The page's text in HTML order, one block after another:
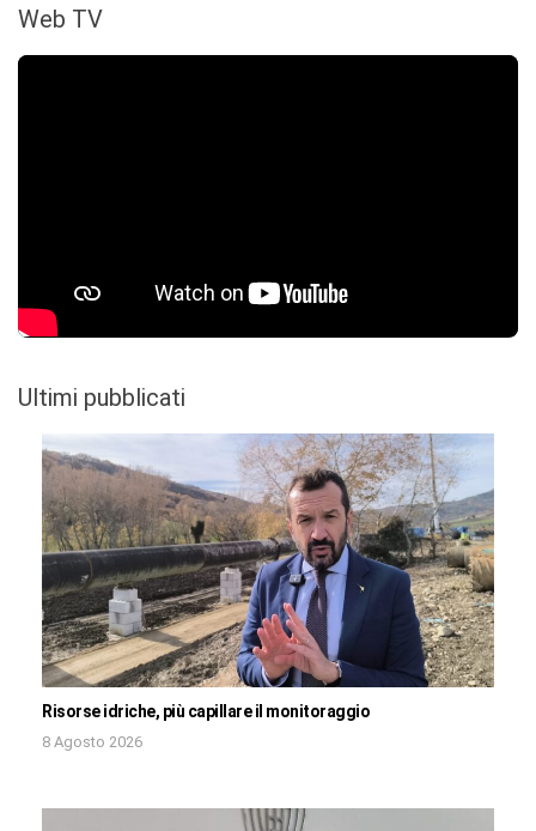
Web TV
Ultimi pubblicati
Risorse idriche, più capillare il monitoraggio
8 Agosto 2026